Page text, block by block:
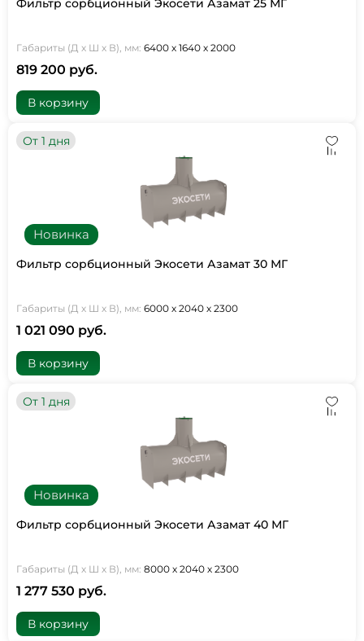
Фильтр сорбционный Экосети Азамат 25 МГ
Габариты (Д х Ш х В), мм: 6400 х 1640 х 2000
819 200 руб.
В корзину
Новинка
От 1 дня
Фильтр сорбционный Экосети Азамат 30 МГ
Габариты (Д х Ш х В), мм: 6000 х 2040 х 2300
1 021 090 руб.
В корзину
Новинка
От 1 дня
Фильтр сорбционный Экосети Азамат 40 МГ
Габариты (Д х Ш х В), мм: 8000 х 2040 х 2300
1 277 530 руб.
В корзину